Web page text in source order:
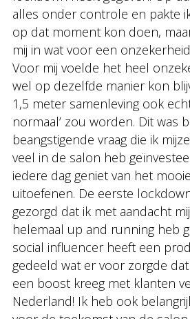
alles onder controle en pakte
op dat moment kon doen,
mij in wat voor een
Voor mij voelde het heel
wel op dezelfde manier kon
1,5 meter samenleving ook
normaal’ zou worden. Dit was
beangstigende vraag die ik
veel in de salon heb
iedere dag geniet van het
uitoefenen. De eerste
gezorgd dat ik met aandacht
helemaal up and running heb
social influencer heeft een
gedeeld wat er voor zorgde
een boost kreeg met klanten
Nederland! Ik heb ook